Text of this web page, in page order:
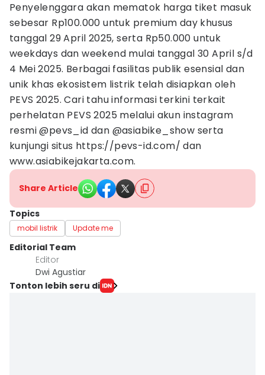
Penyelenggara akan mematok harga tiket masuk
sebesar Rp100.000 untuk premium day khusus
tanggal 29 April 2025, serta Rp50.000 untuk
weekdays dan weekend mulai tanggal 30 April s/d
4 Mei 2025. Berbagai fasilitas publik esensial dan
unik khas ekosistem listrik telah disiapkan oleh
PEVS 2025. Cari tahu informasi terkini terkait
perhelatan PEVS 2025 melalui akun instagram
resmi @pevs_id dan @asiabike_show serta
kunjungi situs https://pevs-id.com/ dan
www.asiabikejakarta.com.
Share Article
Topics
mobil listrik Update me
Editorial Team
Editor
Dwi Agustiar
Tonton lebih seru di